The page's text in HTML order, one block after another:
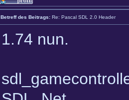
Betreff des Beitrags: Re: Pascal SDL 2.0 Header
1.74 nun.